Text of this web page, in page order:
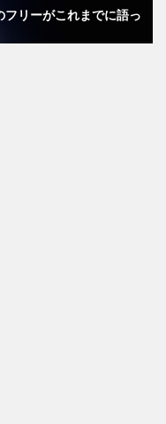
リーがこれまでに語っ